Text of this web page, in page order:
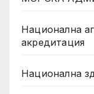
Национална
акредитация
Национална